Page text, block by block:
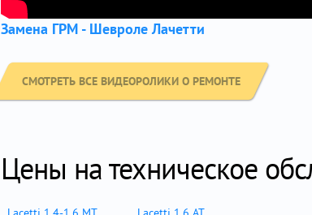
Замена ГРМ - Шевроле Лачетти
СМОТРЕТЬ ВСЕ ВИДЕОРОЛИКИ О РЕМОНТЕ
Цены на техническое